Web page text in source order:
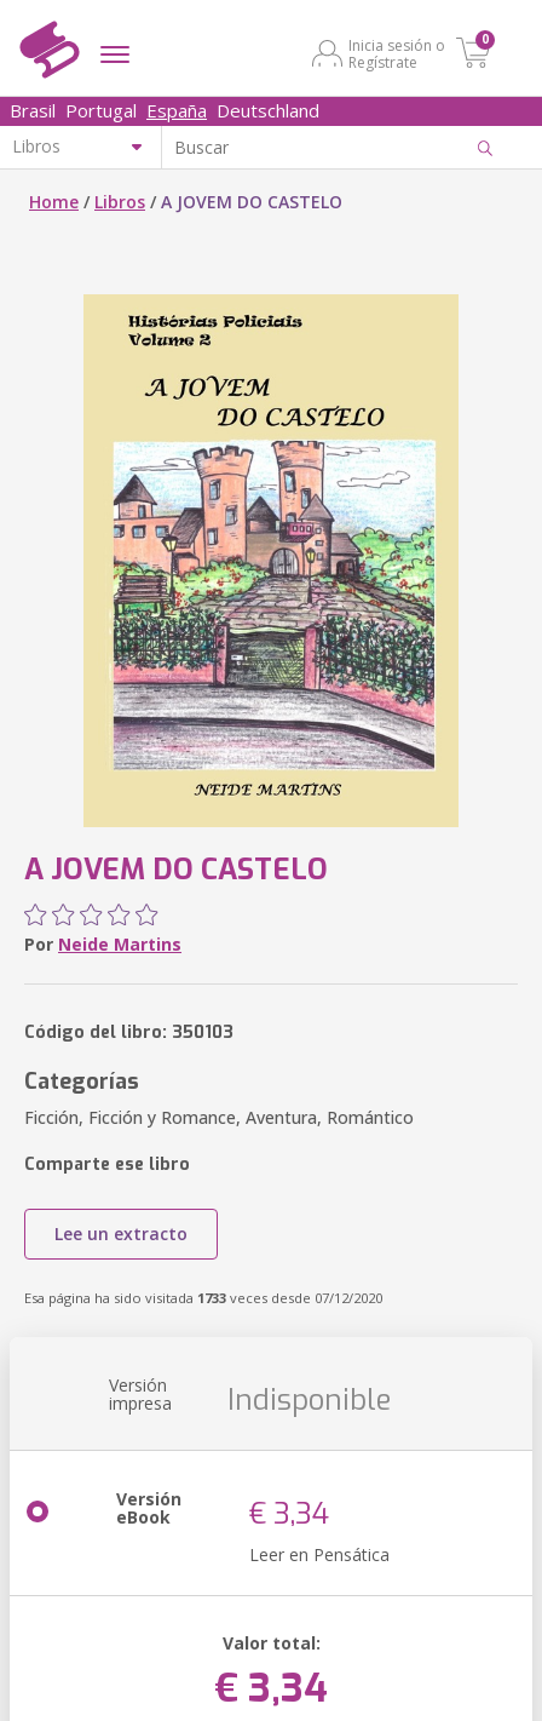
Inicia sesión o
Regístrate
0
Brasil Portugal España Deutschland
Home / Libros /A JOVEM DO CASTELO
A JOVEM DO CASTELO
Por Neide Martins
Código del libro: 350103
Categorías
Ficción, Ficción y Romance, Aventura, Romántico
Comparte ese libro
Lee un extracto
Esa página ha sido visitada 1733 veces desde 07/12/2020
Versión
impresa Indisponible
Versión
eBook € 3,34
Leer en Pensática
Valor total:
€ 3,34